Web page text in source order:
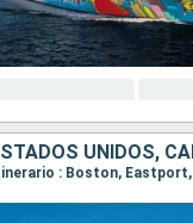
UNIDOS,
: Boston,